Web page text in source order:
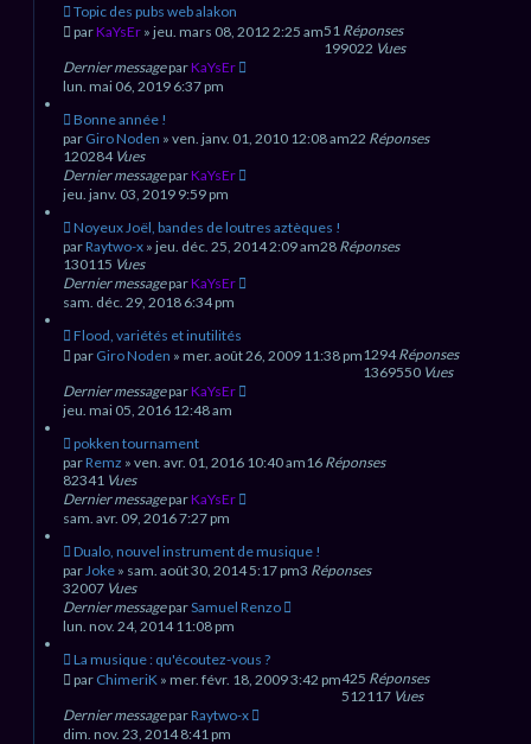
Topic des pubs web alakon
parKaYsEr » jeu. mars 08, 2012 2:25 am51 Réponses
199022 Vues
Dernier messageparKaYsEr
lun. mai 06, 2019 6:37 pm
Bonne année !
par Giro Noden » ven. janv. 01, 2010 12:08 am22 Réponses
120284 Vues
Dernier messageparKaYsEr
jeu. janv. 03, 2019 9:59 pm
Noyeux Joël, bandes de loutres aztèques !
parRaytwo-x » jeu. déc. 25, 2014 2:09 am28 Réponses
130115 Vues
Dernier messageparKaYsEr
sam. déc. 29, 2018 6:34 pm
Flood, variétés et inutilités
par Giro Noden » mer. août 26, 2009 11:38 pm1294Réponses
1369550 Vues
Dernier messageparKaYsEr
jeu. mai 05, 2016 12:48 am
pokken tournament
parRemz » ven. avr. 01, 2016 10:40 am16 Réponses
82341 Vues
Dernier messageparKaYsEr
sam. avr. 09, 2016 7:27 pm
Dualo, nouvel instrument de musique !
par Joke » sam. août 30, 2014 5:17 pm3 Réponses
32007 Vues
Dernier messageparSamuel Renzo
lun. nov. 24, 2014 11:08 pm
La musique : qu'écoutez-vous ?
par ChimeriK » mer. févr. 18, 2009 3:42 pm425 Réponses
512117 Vues
Dernier messageparRaytwo-x
dim. nov. 23, 2014 8:41 pm